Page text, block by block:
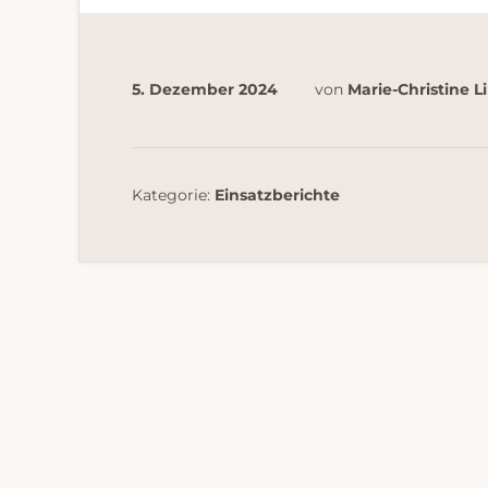
5. Dezember 2024 von Marie-Christine
Kategorie: Einsatzberichte